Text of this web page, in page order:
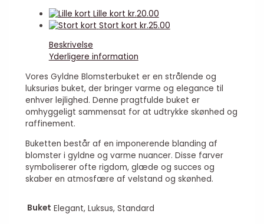
Lille kort kr.20.00
Stort kort kr.25.00
Beskrivelse
Yderligere information
Vores Gyldne Blomsterbuket er en strålende og
luksuriøs buket, der bringer varme og elegance til
enhver lejlighed. Denne pragtfulde buket er
omhyggeligt sammensat for at udtrykke skønhed og
raffinement.
Buketten består af en imponerende blanding af
blomster i gyldne og varme nuancer. Disse farver
symboliserer ofte rigdom, glæde og succes og
skaber en atmosfære af velstand og skønhed.
Buket Elegant, Luksus, Standard